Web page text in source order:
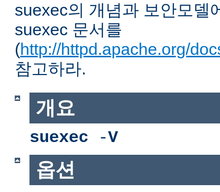
suexec의 개념과 보안모델
suexec 문서를
(http://httpd.apache.org/
참고하라.
개요
suexec -V
옵션